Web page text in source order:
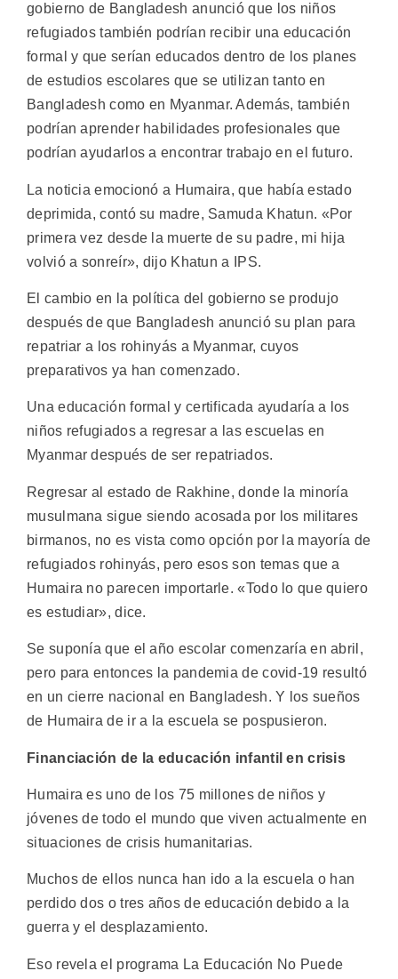
gobierno de Bangladesh anunció que los niños
refugiados también podrían recibir una educación
formal y que serían educados dentro de los planes
de estudios escolares que se utilizan tanto en
Bangladesh como en Myanmar. Además, también
podrían aprender habilidades profesionales que
podrían ayudarlos a encontrar trabajo en el futuro.
La noticia emocionó a Humaira, que había estado
deprimida, contó su madre, Samuda Khatun. «Por
primera vez desde la muerte de su padre, mi hija
volvió a sonreír», dijo Khatun a IPS.
El cambio en la política del gobierno se produjo
después de que Bangladesh anunció su plan para
repatriar a los rohinyás a Myanmar, cuyos
preparativos ya han comenzado.
Una educación formal y certificada ayudaría a los
niños refugiados a regresar a las escuelas en
Myanmar después de ser repatriados.
Regresar al estado de Rakhine, donde la minoría
musulmana sigue siendo acosada por los militares
birmanos, no es vista como opción por la mayoría de
refugiados rohinyás, pero esos son temas que a
Humaira no parecen importarle. «Todo lo que quiero
es estudiar», dice.
Se suponía que el año escolar comenzaría en abril,
pero para entonces la pandemia de covid-19 resultó
en un cierre nacional en Bangladesh. Y los sueños
de Humaira de ir a la escuela se pospusieron.
Financiación de la educación infantil en crisis
Humaira es uno de los 75 millones de niños y
jóvenes de todo el mundo que viven actualmente en
situaciones de crisis humanitarias.
Muchos de ellos nunca han ido a la escuela o han
perdido dos o tres años de educación debido a la
guerra y el desplazamiento.
Eso revela el programa La Educación No Puede